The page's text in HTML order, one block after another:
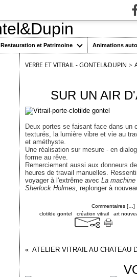
Restauration et Patrimoine Animations
VERRE ET VITRAIL - GONTEL&DUPIN >
SUR UN AIR
Deux portes se faisant face dans un
texturés, la lumière vibre et vie au
et améthyste.
Une réalisation sur mesure - en
forme au rêve.
Remerciement aussi aux donneurs
heures de travail manuelles.
voyager à l'extrême avec La
Sherlock Holmes, replonger à
Commentaires [ ]
clotilde gontel création vitrail art